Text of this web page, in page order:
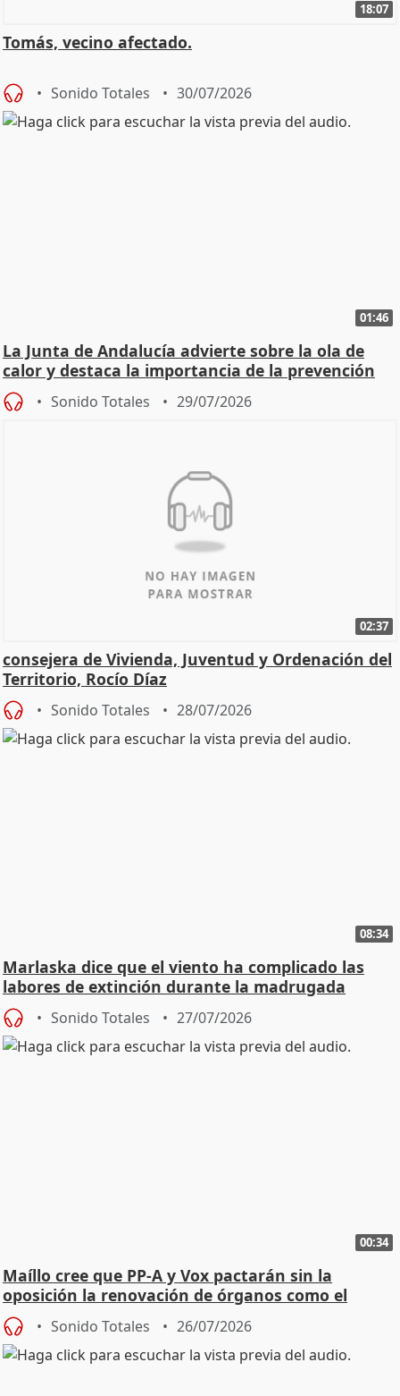
18:07
Tomás, vecino afectado.
Sonido Totales 30/07/2026
01:46
La Junta de Andalucía advierte sobre la ola de
calor y destaca la importancia de la prevención
Sonido Totales 29/07/2026
02:37
consejera de Vivienda, Juventud y Ordenación del
Territorio, Rocío Díaz
Sonido Totales 28/07/2026
08:34
Marlaska dice que el viento ha complicado las
labores de extinción durante la madrugada
Sonido Totales 27/07/2026
00:34
Maíllo cree que PP-A y Vox pactarán sin la
oposición la renovación de órganos como el
Defensor
Sonido Totales 26/07/2026